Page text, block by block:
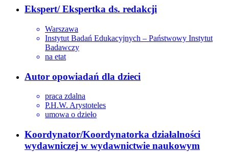
Ekspert/ Ekspertka ds. redakcji
Warszawa
Instytut Badań Edukacyjnych – Państwowy Instytut
Badawczy
na etat
Autor opowiadań dla dzieci
praca zdalna
P.H.W. Arystoteles
umowa o dzieło
Koordynator/Koordynatorka działalności
wydawniczej w wydawnictwie naukowym